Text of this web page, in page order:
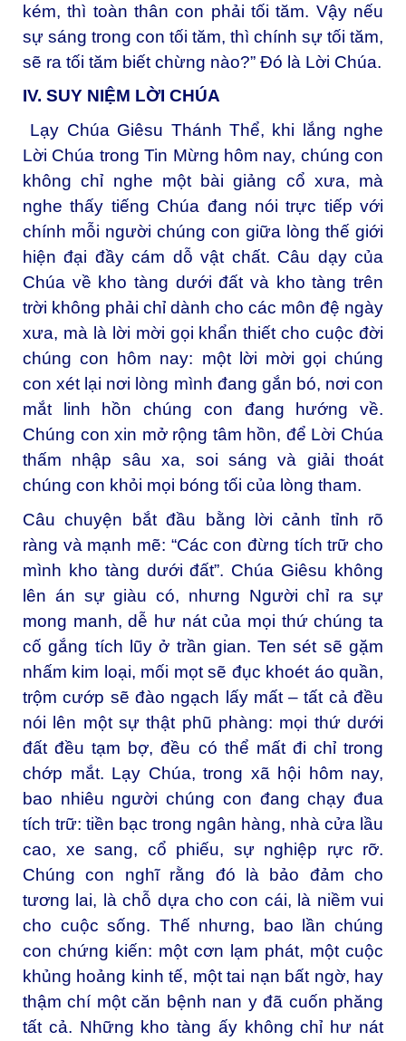
kém, thì toàn thân con phải tối tăm. Vậy nếu
sự sáng trong con tối tăm, thì chính sự tối tăm,
sẽ ra tối tăm biết chừng nào?” Đó là Lời Chúa.
IV. SUY NIỆM LỜI CHÚA
Lạy Chúa Giêsu Thánh Thể, khi lắng nghe
Lời Chúa trong Tin Mừng hôm nay, chúng con
không chỉ nghe một bài giảng cổ xưa, mà
nghe thấy tiếng Chúa đang nói trực tiếp với
chính mỗi người chúng con giữa lòng thế giới
hiện đại đầy cám dỗ vật chất. Câu dạy của
Chúa về kho tàng dưới đất và kho tàng trên
trời không phải chỉ dành cho các môn đệ ngày
xưa, mà là lời mời gọi khẩn thiết cho cuộc đời
chúng con hôm nay: một lời mời gọi chúng
con xét lại nơi lòng mình đang gắn bó, nơi con
mắt linh hồn chúng con đang hướng về.
Chúng con xin mở rộng tâm hồn, để Lời Chúa
thấm nhập sâu xa, soi sáng và giải thoát
chúng con khỏi mọi bóng tối của lòng tham.
Câu chuyện bắt đầu bằng lời cảnh tỉnh rõ
ràng và mạnh mẽ: “Các con đừng tích trữ cho
mình kho tàng dưới đất”. Chúa Giêsu không
lên án sự giàu có, nhưng Người chỉ ra sự
mong manh, dễ hư nát của mọi thứ chúng ta
cố gắng tích lũy ở trần gian. Ten sét sẽ gặm
nhấm kim loại, mối mọt sẽ đục khoét áo quần,
trộm cướp sẽ đào ngạch lấy mất – tất cả đều
nói lên một sự thật phũ phàng: mọi thứ dưới
đất đều tạm bợ, đều có thể mất đi chỉ trong
chớp mắt. Lạy Chúa, trong xã hội hôm nay,
bao nhiêu người chúng con đang chạy đua
tích trữ: tiền bạc trong ngân hàng, nhà cửa lầu
cao, xe sang, cổ phiếu, sự nghiệp rực rỡ.
Chúng con nghĩ rằng đó là bảo đảm cho
tương lai, là chỗ dựa cho con cái, là niềm vui
cho cuộc sống. Thế nhưng, bao lần chúng
con chứng kiến: một cơn lạm phát, một cuộc
khủng hoảng kinh tế, một tai nạn bất ngờ, hay
thậm chí một căn bệnh nan y đã cuốn phăng
tất cả. Những kho tàng ấy không chỉ hư nát